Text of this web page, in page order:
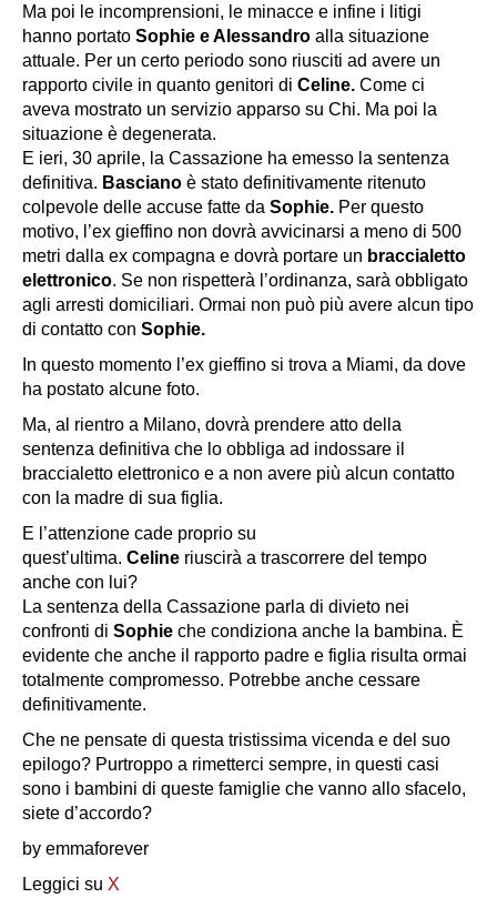
Ma poi le incomprensioni, le minacce e infine i litigi
hanno portato Sophie e Alessandro alla situazione
attuale. Per un certo periodo sono riusciti ad avere un
rapporto civile in quanto genitori di Celine. Come ci
aveva mostrato un servizio apparso su Chi. Ma poi la
situazione è degenerata.
E ieri, 30 aprile, la Cassazione ha emesso la sentenza
definitiva. Basciano è stato definitivamente ritenuto
colpevole delle accuse fatte da Sophie. Per questo
motivo, l’ex gieffino non dovrà avvicinarsi a meno di 500
metri dalla ex compagna e dovrà portare un braccialetto
elettronico. Se non rispetterà l’ordinanza, sarà obbligato
agli arresti domiciliari. Ormai non può più avere alcun tipo
di contatto con Sophie.
In questo momento l’ex gieffino si trova a Miami, da dove
ha postato alcune foto.
Ma, al rientro a Milano, dovrà prendere atto della
sentenza definitiva che lo obbliga ad indossare il
braccialetto elettronico e a non avere più alcun contatto
con la madre di sua figlia.
E l’attenzione cade proprio su
quest’ultima. Celine riuscirà a trascorrere del tempo
anche con lui?
La sentenza della Cassazione parla di divieto nei
confronti di Sophie che condiziona anche la bambina. È
evidente che anche il rapporto padre e figlia risulta ormai
totalmente compromesso. Potrebbe anche cessare
definitivamente.
Che ne pensate di questa tristissima vicenda e del suo
epilogo? Purtroppo a rimetterci sempre, in questi casi
sono i bambini di queste famiglie che vanno allo sfacelo,
siete d’accordo?
by emmaforever
Leggici su X